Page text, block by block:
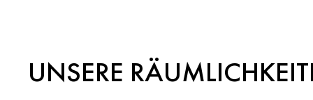
UNSERE